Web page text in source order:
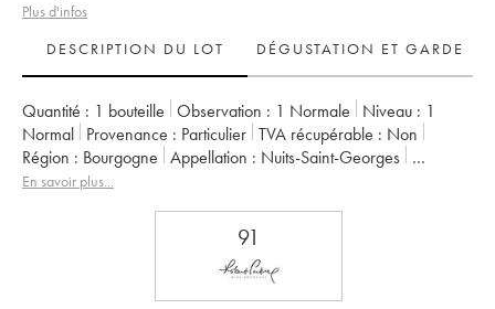
Plus d'infos
DESCRIPTION DU LOT
DÉGUSTATION ET GARDE
Quantité : 1 bouteille Observation : 1 Normale Niveau : 1
Normal
Provenance : particulier TVA récupérable :
non
Région :
Bourgogne Appellation :
Nuits-Saint-Georges
Propriétaire :
En savoir plus...
91